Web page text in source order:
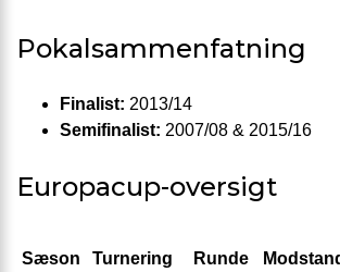
Pokalsammenfatning
Finalist: 2013/14
Semifinalist: 2007/08 & 2015/16
Europacup-oversigt
Sæson Turnering Runde